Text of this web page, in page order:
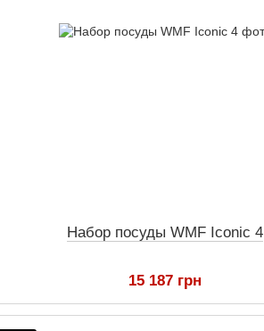
Набор посуды WMF Iconic 4
15 187 грн